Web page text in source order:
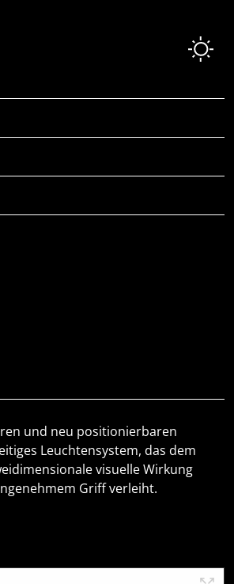
und neu positionierbaren
Leuchtensystem, das dem
visuelle Wirkung
Griff verleiht.